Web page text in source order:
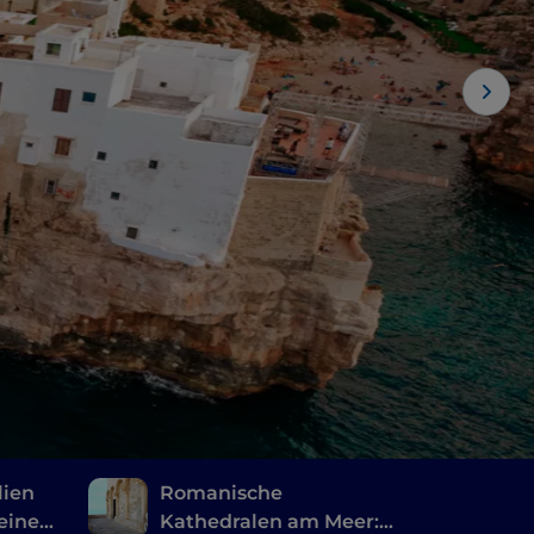
Romanische
Kathedralen am Meer: